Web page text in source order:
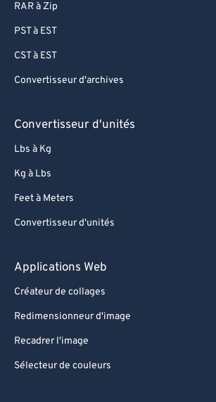
RAR à Zip
PST à EST
CST à EST
Convertisseur d'archives
Convertisseur d'unités
Lbs à Kg
Kg à Lbs
Feet à Meters
Convertisseur d'unités
Applications Web
Créateur de collages
Redimensionneur d'image
Recadrer l'image
Sélecteur de couleurs